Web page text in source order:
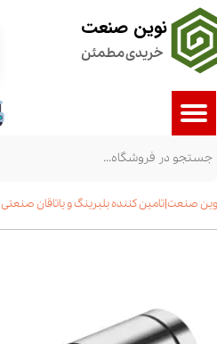
نوین صنعت
خریدی مطمئن
صنعت|تامین کننده بلبرینگ و یاتاقان صنعتی